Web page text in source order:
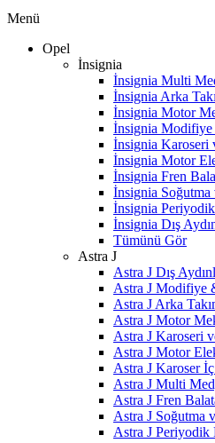
Menü
Opel
İnsignia
İnsignia Multi
İnsignia Arka
İnsignia Motor
İnsignia
İnsignia Karoseri
İnsignia Motor
İnsignia Fren
İnsignia Soğutma
İnsignia
İnsignia Dış
Tümünü Gör
Astra J
Astra J Dış
Astra J Modifiye
Astra J Arka
Astra J Motor
Astra J Karoseri
Astra J Motor
Astra J Karoser
Astra J Multi
Astra J Fren
Astra J Soğutma
Astra J Periyodik